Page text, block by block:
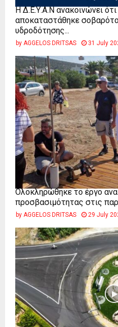
Η Δ.Ε.Υ.Α.Ν ανακοινώνει
αποκαταστάθηκε
υδροδότησης...
by AGGELOS DRITSAS 31 July
Ολοκληρώθηκε το έργο
προσβασιμότητας στις
by AGGELOS DRITSAS 29 July